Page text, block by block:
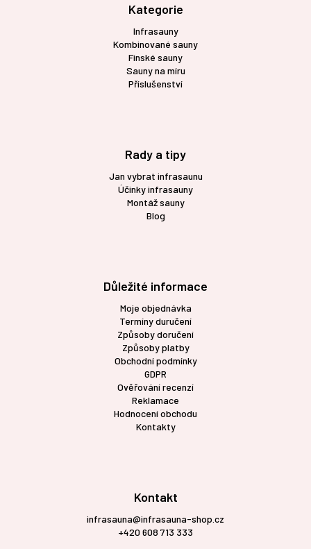
Kategorie
Infrasauny
Kombinované sauny
Finské sauny
Sauny na míru
Příslušenství
Rady a tipy
Jan vybrat infrasaunu
Účinky infrasauny
Montáž sauny
Blog
Důležité informace
Moje objednávka
Termíny duručení
Způsoby doručení
Způsoby platby
Obchodní podmínky
GDPR
Ověřování recenzí
Reklamace
Hodnocení obchodu
Kontakty
Kontakt
infrasauna@infrasauna-shop.cz
+420 608 713 333